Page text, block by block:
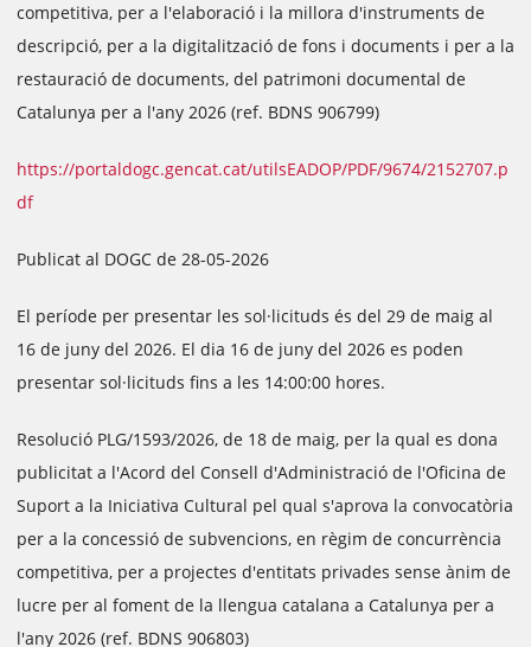
competitiva, per a l'elaboració i la millora d'instruments de
descripció, per a la digitalització de fons i documents i per a la
restauració de documents, del patrimoni documental de
Catalunya per a l'any 2026 (ref. BDNS 906799)
https://portaldogc.gencat.cat/utilsEADOP/PDF/9674/2152707.p
df
Publicat al DOGC de 28-05-2026
El període per presentar les sol·licituds és del 29 de maig al
16 de juny del 2026. El dia 16 de juny del 2026 es poden
presentar sol·licituds fins a les 14:00:00 hores.
Resolució PLG/1593/2026, de 18 de maig, per la qual es dona
publicitat a l'Acord del Consell d'Administració de l'Oficina de
Suport a la Iniciativa Cultural pel qual s'aprova la convocatòria
per a la concessió de subvencions, en règim de concurrència
competitiva, per a projectes d'entitats privades sense ànim de
lucre per al foment de la llengua catalana a Catalunya per a
l'any 2026 (ref. BDNS 906803)